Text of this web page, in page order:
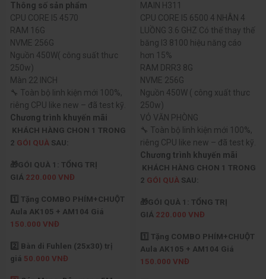
Thông số sản phẩm
CPU CORE I5 4570
RAM 16G
NVME 256G
Nguồn 450W( công suất thưc
250w)
Màn 22 INCH
🔧 Toàn bộ linh kiện mới 100%,
riêng CPU like new – đã test kỹ.
Chương trình khuyến mãi
KHÁCH HÀNG CHON 1 TRONG
2 GÓI QUÀ SAU:
🎁GÓI QUÀ 1: TỔNG TRỊ
GIÁ 220.000 VNĐ
1️⃣ Tặng COMBO PHÍM+CHUỘT
Aula AK105 + AM104 Giá
150.000 VNĐ
2️⃣ Bàn di Fuhlen (25x30) trị
giá 50.000 VNĐ
MAIN H311
CPU CORE I5 6500 4 NHÂN 4
LUỒNG 3.6 GHZ Có thể thay thế
băng I3 8100 hiệu năng cáo
hơn 15%
RAM DRR3 8G
NVME 256G
Nguồn 450W ( công xuất thưc
250w)
VỎ VĂN PHÒNG
🔧 Toàn bộ linh kiện mới 100%,
riêng CPU like new – đã test kỹ.
Chương trình khuyến mãi
KHÁCH HÀNG CHON 1 TRONG
2 GÓI QUÀ SAU:
🎁GÓI QUÀ 1: TỔNG TRỊ
GIÁ 220.000 VNĐ
1️⃣ Tặng COMBO PHÍM+CHUỘT
Aula AK105 + AM104 Giá
150.000 VNĐ